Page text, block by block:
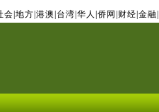
会 地方 港澳 台湾 华人 侨网 财经 金融